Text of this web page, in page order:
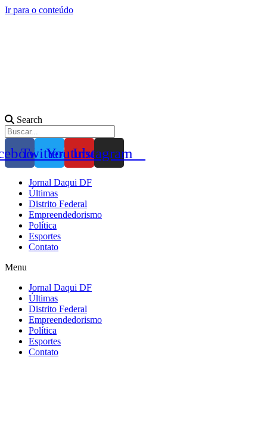
Ir para o conteúdo
Search
TwitterYoutubeInstagram
Jornal Daqui DF
Últimas
Distrito Federal
Empreendedorismo
Política
Esportes
Contato
Menu
Jornal Daqui DF
Últimas
Distrito Federal
Empreendedorismo
Política
Esportes
Contato